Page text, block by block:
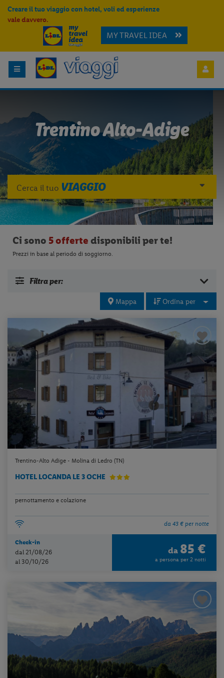
Creare il tuo viaggio con hotel, voli ed esperienze
vale davvero.
MY TRAVEL IDEA
Trentino Alto-Adige
Cerca il tuo VIAGGIO
Ci sono 5 offerte disponibili per te!
Prezzi in base al periodo di soggiorno.
Filtra per:
Mappa Ordina per
Trentino-Alto Adige - Molina di Ledro (TN)
HOTEL LOCANDA LE 3 OCHE
pernottamento e colazione
da 43 € per notte
Check-in
dal 21/08/26
al 30/10/26
da 85 €
a persona per 2 notti